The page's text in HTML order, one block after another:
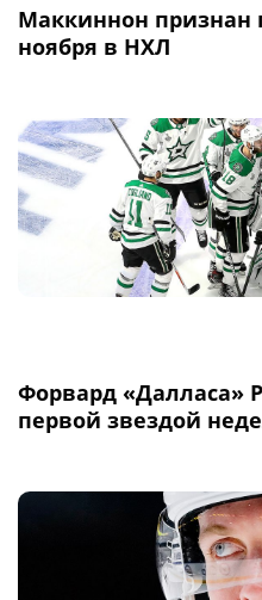
Маккиннон признан
ноября в НХЛ
Форвард «Далласа»
первой звездой